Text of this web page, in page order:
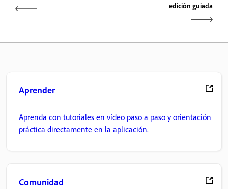
edición guiada
Aprender
Aprenda con tutoriales en vídeo paso a paso y orientación
práctica directamente en la aplicación.
Comunidad